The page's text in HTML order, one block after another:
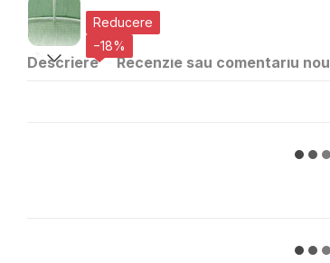
Reducere
−18%
Descriere Recenzie sau comentariu nou